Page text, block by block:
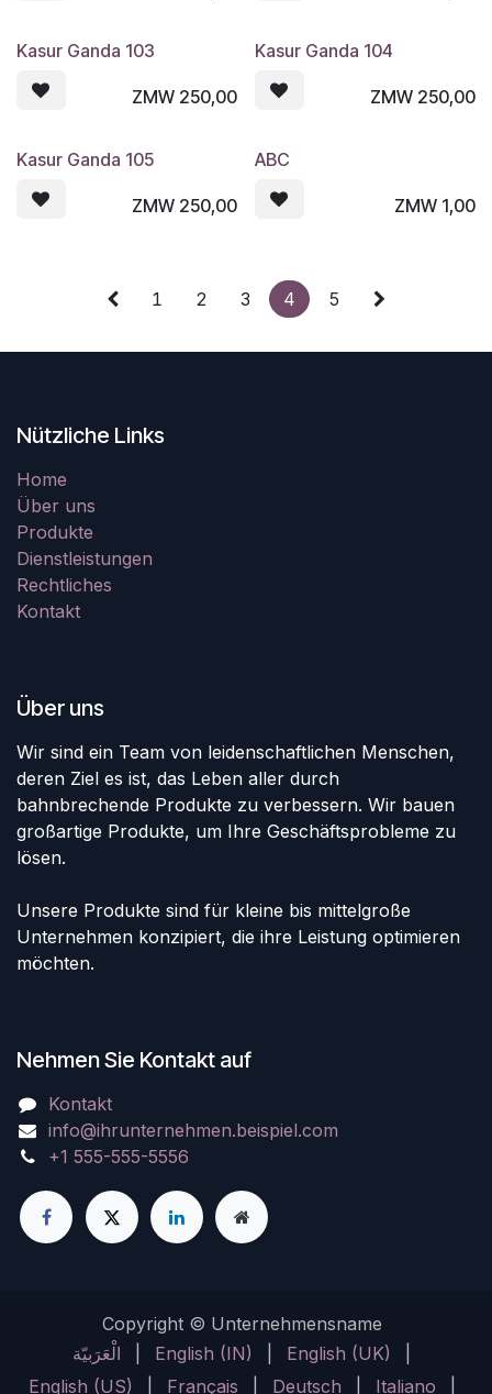
Kasur Ganda 103
ZMW 250,00
Kasur Ganda 104
ZMW 250,00
Kasur Ganda 105
ZMW 250,00
ABC
ZMW 1,00
1 2 3 4 5
Nützliche Links
Home
Über uns
Produkte
Dienstleistungen
Rechtliches
Kontakt
Über uns
Wir sind ein Team von leidenschaftlichen Menschen,
deren Ziel es ist, das Leben aller durch
bahnbrechende Produkte zu verbessern. Wir bauen
großartige Produkte, um Ihre Geschäftsprobleme zu
lösen.
Unsere Produkte sind für kleine bis mittelgroße
Unternehmen konzipiert, die ihre Leistung optimieren
möchten.
Nehmen Sie Kontakt auf
Kontakt
info@ihrunternehmen.beispiel.com
+1 555-555-5556
Copyright © Unternehmensname
الْعَرَبيّة
English (IN) English (UK)
English (US)
Français Deutsch Italiano